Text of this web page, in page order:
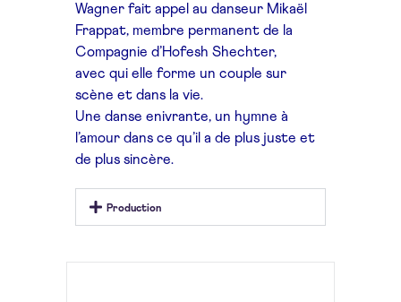
Wagner fait appel au danseur Mikaël
Frappat, membre permanent de la
Compagnie d’Hofesh Shechter,
avec qui elle forme un couple sur
scène et dans la vie.
Une danse enivrante, un hymne à
l’amour dans ce qu’il a de plus juste et
de plus sincère.
Production